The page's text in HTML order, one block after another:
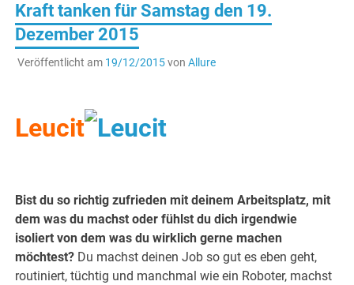
Kraft tanken für Samstag den 19.
Dezember 2015
Veröffentlicht am 19/12/2015von Allure
Leucit
Bist du so richtig zufrieden mit deinem Arbeitsplatz, mit
dem was du machst oder fühlst du dich irgendwie
isoliert von dem was du wirklich gerne machen
möchtest? Du machst deinen Job so gut es eben geht,
routiniert, tüchtig und manchmal wie ein Roboter, machst